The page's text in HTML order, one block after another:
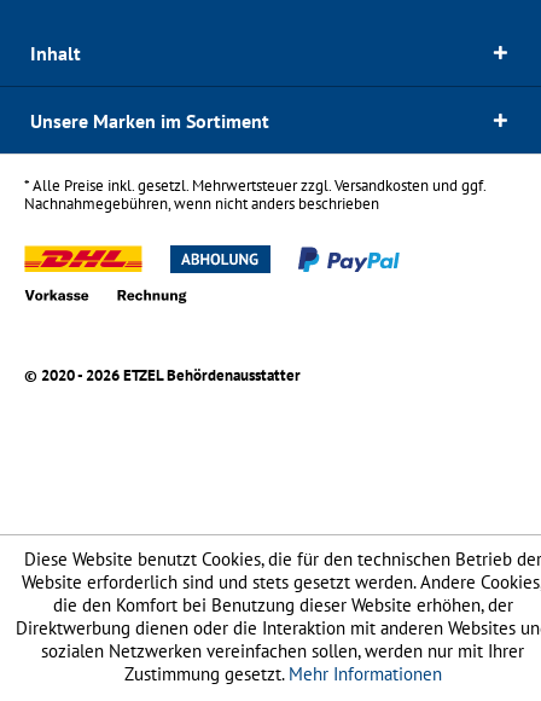
Inhalt
Unsere Marken im Sortiment
* Alle Preise inkl. gesetzl. Mehrwertsteuer zzgl.Versandkostenund ggf.
Nachnahmegebühren, wenn nicht anders beschrieben
© 2020 - 2026 ETZEL Behördenausstatter
Diese Website benutzt Cookies, die für den technischen Betrieb der
Website erforderlich sind und stets gesetzt werden. Andere
die den Komfort bei Benutzung dieser Website erhöhen, der
Direktwerbung dienen oder die Interaktion mit anderen Websites
sozialen Netzwerken vereinfachen sollen, werden nur mit Ihrer
Zustimmung gesetzt. Mehr Informationen